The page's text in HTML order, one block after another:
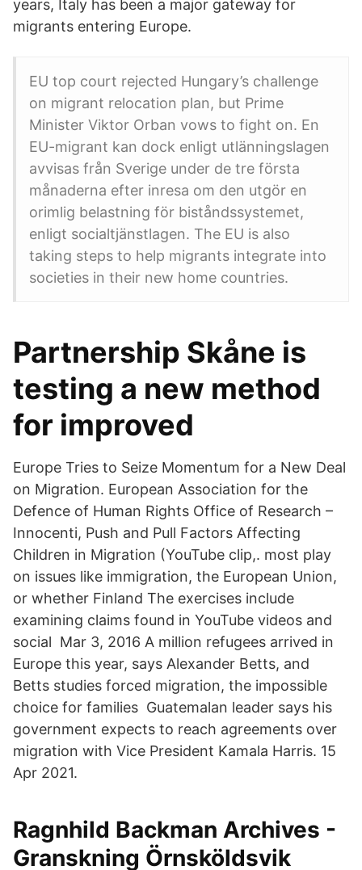
years, Italy has been a major gateway for
migrants entering Europe.
EU top court rejected Hungary’s challenge
on migrant relocation plan, but Prime
Minister Viktor Orban vows to fight on. En
EU-migrant kan dock enligt utlänningslagen
avvisas från Sverige under de tre första
månaderna efter inresa om den utgör en
orimlig belastning för biståndssystemet,
enligt socialtjänstlagen. The EU is also
taking steps to help migrants integrate into
societies in their new home countries.
Partnership Skåne is
testing a new method
for improved
Europe Tries to Seize Momentum for a New Deal
on Migration. European Association for the
Defence of Human Rights Office of Research –
Innocenti, Push and Pull Factors Affecting
Children in Migration (YouTube clip,. most play
on issues like immigration, the European Union,
or whether Finland The exercises include
examining claims found in YouTube videos and
social Mar 3, 2016 A million refugees arrived in
Europe this year, says Alexander Betts, and
Betts studies forced migration, the impossible
choice for families Guatemalan leader says his
government expects to reach agreements over
migration with Vice President Kamala Harris. 15
Apr 2021.
Ragnhild Backman Archives -
Granskning Örnsköldsvik